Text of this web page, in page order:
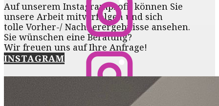
Auf unserem Instagramprofil können Sie
unsere Arbeit mitverfolgen und sich
tolle Vorher-/ Nachherergebnisse ansehen.
Sie wünschen eine Beratung?
Wir freuen uns auf Ihre Anfrage!
INSTAGRAM